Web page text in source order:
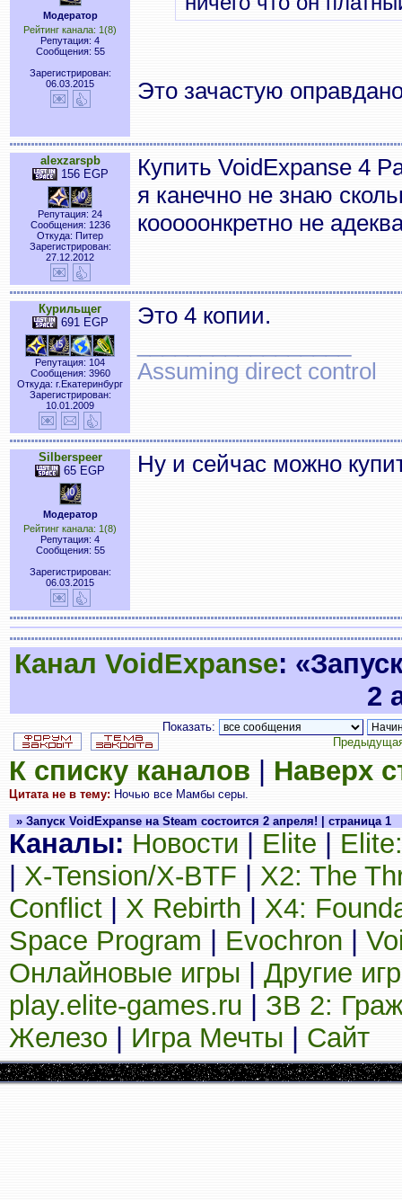
Модератор
Рейтинг канала: 1(8)
Репутация: 4
Сообщения: 55
Зарегистрирован:
06.03.2015
Это зачастую
alexzarspb
156 EGP
Репутация: 24
Сообщения: 1236
Откуда: Питер
Зарегистрирован:
27.12.2012
Купить VoidExpanse 4
я канечно не знаю
кооооонкретно не
Курильщег
691 EGP
Репутация: 104
Сообщения: 3960
Откуда: г.Екатеринбург
Зарегистрирован:
10.01.2009
Это 4 копии.
Assuming direct control
Silberspeer
65 EGP
Модератор
Рейтинг канала: 1(8)
Репутация: 4
Сообщения: 55
Зарегистрирован:
06.03.2015
Ну и сейчас можно
Канал VoidExpanse:
2
Показать:
К списку каналов Наверх
Цитата не в тему: Ночью все Мамбы серы.
» Запуск VoidExpanse на Steam состоится 2 апреля! | страница 1
Каналы: Новости Elite
X-Tension/X-BTF
X2: The
Conflict
X Rebirth
X4:
Space Program
Evochron
Онлайновые игры
Другие
play.elite-games.ru
ЗВ 2:
Железо
Игра Мечты Сайт